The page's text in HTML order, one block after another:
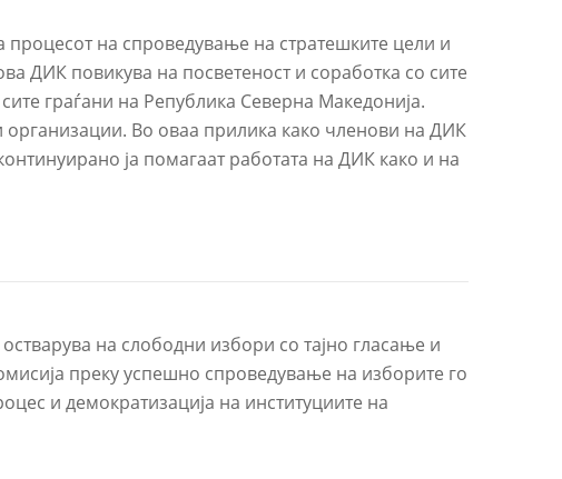
на спроведување на стратешките цели и
ДИК повикува на посветеност и соработка со сите
граѓани на Република Северна Македонија.
Во оваа прилика како членови на ДИК
ја помагаат работата на ДИК како и на
на слободни избори со тајно гласање и
преку успешно спроведување на изборите го
и демократизација на институциите на